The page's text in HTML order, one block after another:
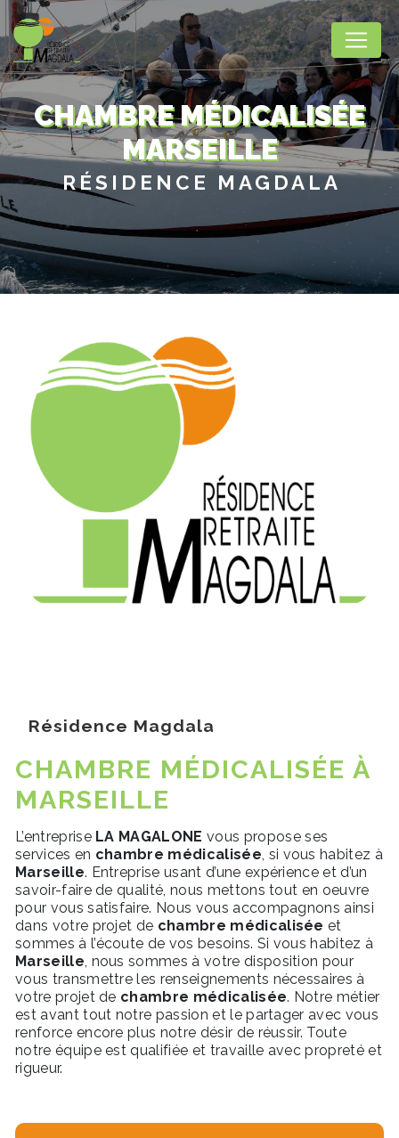
CHAMBRE MÉDICALISÉE
MARSEILLE
RÉSIDENCE MAGDALA
Résidence Magdala
CHAMBRE MÉDICALISÉE À
MARSEILLE
L’entreprise LA MAGALONE vous propose ses
services en chambre médicalisée, si vous habitez à
Marseille. Entreprise usant d’une expérience et d’un
savoir-faire de qualité, nous mettons tout en oeuvre
pour vous satisfaire. Nous vous accompagnons ainsi
dans votre projet de chambre médicalisée et
sommes à l’écoute de vos besoins. Si vous habitez à
Marseille, nous sommes à votre disposition pour
vous transmettre les renseignements nécessaires à
votre projet de chambre médicalisée. Notre métier
est avant tout notre passion et le partager avec vous
renforce encore plus notre désir de réussir. Toute
notre équipe est qualifiée et travaille avec propreté et
rigueur.
Panneau de gestion des cookies